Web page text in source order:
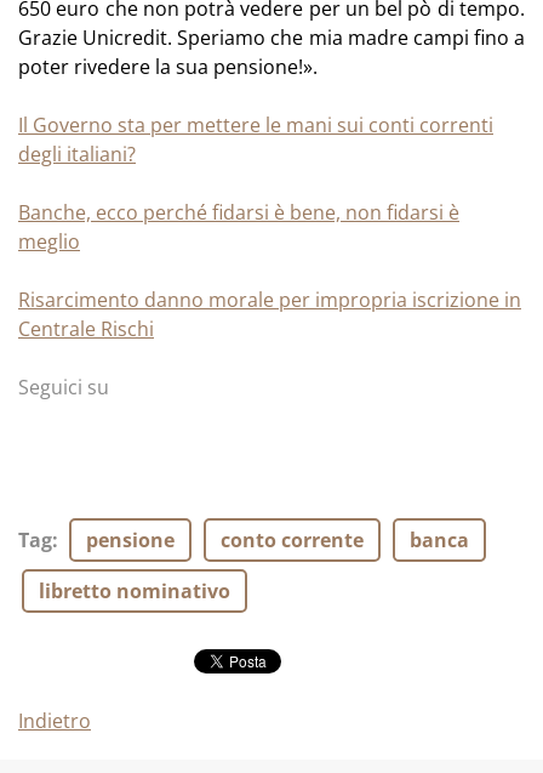
650 euro che non potrà vedere per un bel pò di tempo.
Grazie Unicredit. Speriamo che mia madre campi fino a
poter rivedere la sua pensione!».
Il Governo sta per mettere le mani sui conti correnti
degli italiani?
Banche, ecco perché fidarsi è bene, non fidarsi è
meglio
Risarcimento danno morale per impropria iscrizione in
Centrale Rischi
Seguici su
Tag: pensione conto corrente
banca
libretto nominativo
Indietro